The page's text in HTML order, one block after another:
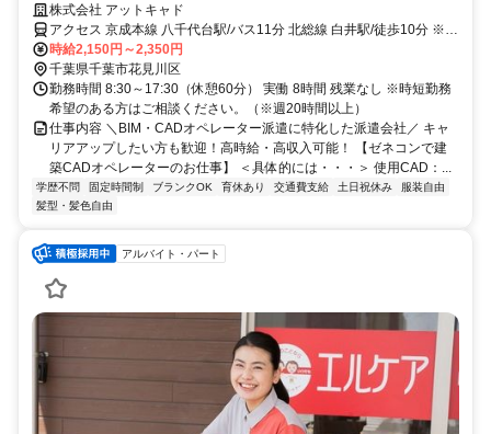
ご紹介！
株式会社 アットキャド
アクセス 京成本線 八千代台駅/バス11分 北総線 白井駅/徒歩10分 ※車
OK・駐車場アリ
時給2,150円～2,350円
千葉県千葉市花見川区
勤務時間 8:30～17:30（休憩60分） 実働 8時間 残業なし ※時短勤務
希望のある方はご相談ください。（※週20時間以上）
仕事内容 ＼BIM・CADオペレーター派遣に特化した派遣会社／ キャ
リアアップしたい方も歓迎！高時給・高収入可能！ 【ゼネコンで建
築CADオペレーターのお仕事】 ＜具体的には・・・＞ 使用CAD：...
学歴不問 固定時間制 ブランクOK 育休あり 交通費支給 土日祝休み
服装自由
髪型・髪色自由
アルバイト・パート